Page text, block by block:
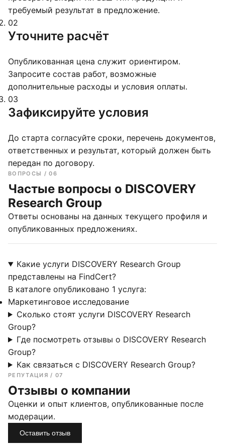
требуемый результат в предложение.
02
Уточните расчёт
Опубликованная цена служит ориентиром.
Запросите состав работ, возможные
дополнительные расходы и условия оплаты.
03
Зафиксируйте условия
До старта согласуйте сроки, перечень документов,
ответственных и результат, который должен быть
передан по договору.
ВОПРОСЫ / 06
Частые вопросы о DISCOVERY
Research Group
Ответы основаны на данных текущего профиля и
опубликованных предложениях.
Какие услуги DISCOVERY Research Group
представлены на FindCert?
В каталоге опубликовано 1 услуга:
Маркетинговое исследование
Сколько стоят услуги DISCOVERY Research
Group?
Где посмотреть отзывы о DISCOVERY Research
Group?
Как связаться с DISCOVERY Research Group?
РЕПУТАЦИЯ / 07
Отзывы о компании
Оценки и опыт клиентов, опубликованные после
модерации.
Оставить отзыв